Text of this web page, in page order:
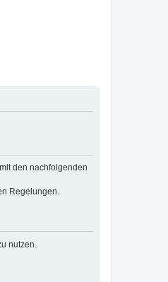
den nachfolgenden
Regelungen.
nutzen.